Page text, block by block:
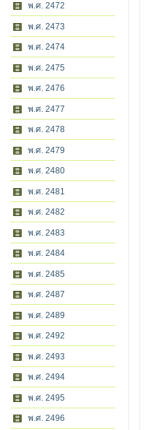
พ.ศ. 2472
พ.ศ. 2473
พ.ศ. 2474
พ.ศ. 2475
พ.ศ. 2476
พ.ศ. 2477
พ.ศ. 2478
พ.ศ. 2479
พ.ศ. 2480
พ.ศ. 2481
พ.ศ. 2482
พ.ศ. 2483
พ.ศ. 2484
พ.ศ. 2485
พ.ศ. 2487
พ.ศ. 2489
พ.ศ. 2492
พ.ศ. 2493
พ.ศ. 2494
พ.ศ. 2495
พ.ศ. 2496